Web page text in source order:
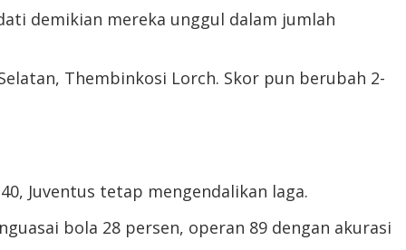
demikian mereka unggul dalam jumlah
Thembinkosi Lorch. Skor pun berubah 2-
Juventus tetap mengendalikan laga.
bola 28 persen, operan 89 dengan akurasi